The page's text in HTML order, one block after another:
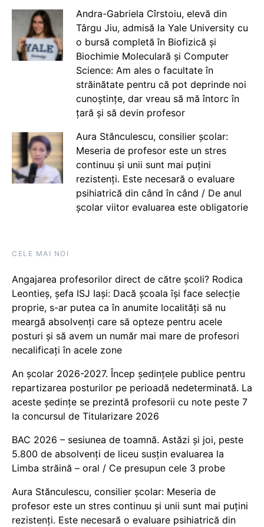
Andra-Gabriela Cîrstoiu, elevă din
Târgu Jiu, admisă la Yale University cu
o bursă completă în Biofizică și
Biochimie Moleculară și Computer
Science: Am ales o facultate în
străinătate pentru că pot deprinde noi
cunoștințe, dar vreau să mă întorc în
țară și să devin profesor
Aura Stănculescu, consilier școlar:
Meseria de profesor este un stres
continuu și unii sunt mai puțini
rezistenți. Este necesară o evaluare
psihiatrică din când în când / De anul
școlar viitor evaluarea este obligatorie
CELE MAI NOI
Angajarea profesorilor direct de către școli? Rodica
Leontieș, șefa ISJ Iași: Dacă școala își face selecție
proprie, s-ar putea ca în anumite localități să nu
meargă absolvenți care să opteze pentru acele
posturi și să avem un număr mai mare de profesori
necalificați în acele zone
An școlar 2026-2027. Încep ședințele publice pentru
repartizarea posturilor pe perioadă nedeterminată. La
aceste ședințe se prezintă profesorii cu note peste 7
la concursul de Titularizare 2026
BAC 2026 – sesiunea de toamnă. Astăzi și joi, peste
5.800 de absolvenți de liceu susțin evaluarea la
Limba străină – oral / Ce presupun cele 3 probe
Aura Stănculescu, consilier școlar: Meseria de
profesor este un stres continuu și unii sunt mai puțini
rezistenți. Este necesară o evaluare psihiatrică din